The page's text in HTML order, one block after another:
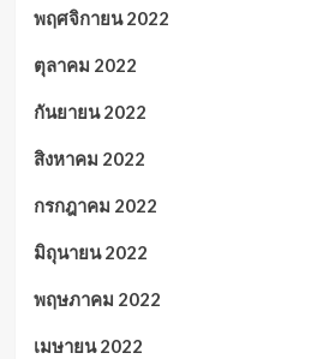
พฤศจิกายน 2022
ตุลาคม 2022
กันยายน 2022
สิงหาคม 2022
กรกฎาคม 2022
มิถุนายน 2022
พฤษภาคม 2022
เมษายน 2022